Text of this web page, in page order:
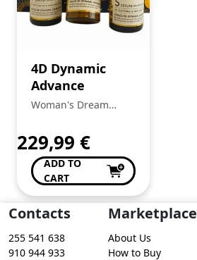
4D Dynamic
Advance
Woman's Dream
de Anabela Pinto
229,99 €
ADD TO
CART
Contacts
255 541 638
910 944 933
Marketplace
About Us
How to Buy